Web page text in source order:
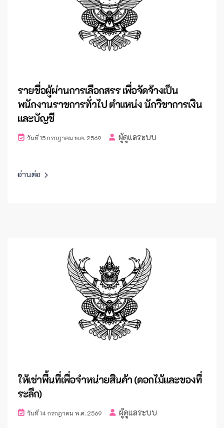
รายชื่อผู้ผ่านการเลือกสรร เพื่อจัดจ้างเป็น
พนักงานราชการทั่วไป ตำแหน่ง นักวิชาการเงิน
และบัญชี
วันที่ 15 กรกฎาคม พ.ศ. 2569 ผู้ดูแลระบบ
อ่านต่อ
ให้เช่าพื้นที่เพื่อจำหน่ายสินค้า (ดอกไม้และของที่
ระลึก)
วันที่ 14 กรกฎาคม พ.ศ. 2569 ผู้ดูแลระบบ